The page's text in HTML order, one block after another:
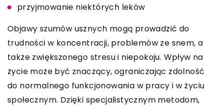
przyjmowanie niektórych leków
Objawy szumów usznych mogą prowadzić do
trudności w koncentracji, problemów ze snem, a
także zwiększonego stresu i niepokoju. Wpływ na
życie może być znaczący, ograniczając zdolność
do normalnego funkcjonowania w pracy i w życiu
społecznym. Dzięki specjalistycznym metodom,